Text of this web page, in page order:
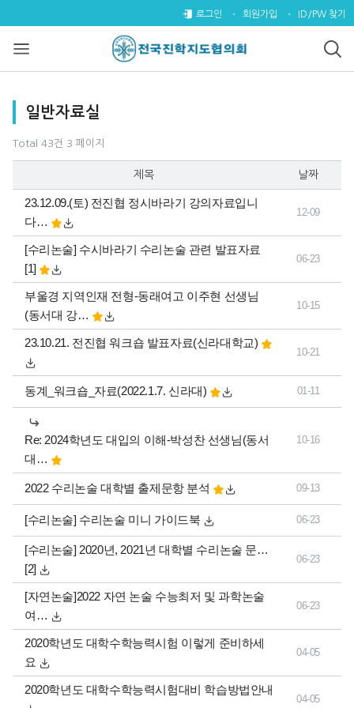
일반자료실 3 페이지
로그인 회원가입 ID/PW 찾기
일반자료실
Total 43건 3 페이지
제목 날짜
23.12.09.(토) 전진협 정시바라기 강의자료입니
다…
12-09
[수리논술] 수시바라기 수리논술 관련 발표자료
[1]개
06-23
부울경 지역인재 전형-동래여고 이주현 선생님
(동서대 강…
10-15
23.10.21. 전진협 워크숍 발표자료(신라대학교)
10-21
동계_워크숍_자료(2022.1.7. 신라대) 01-11
Re: 2024학년도 대입의 이해-박성찬 선생님(동서
대…
10-16
2022 수리논술 대학별 출제문항 분석 09-13
[수리논술] 수리논술 미니 가이드북 06-23
[수리논술] 2020년, 2021년 대학별 수리논술 문…
[2]개
06-23
[자연논술]2022 자연 논술 수능최저 및 과학논술
여…
06-23
2020학년도 대학수학능력시험 이렇게 준비하세
요
04-05
2020학년도 대학수학능력시험대비 학습방법안내
04-05